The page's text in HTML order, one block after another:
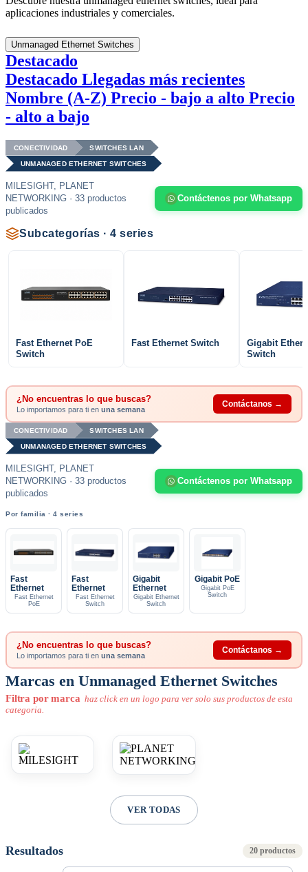
aplicaciones industriales y comerciales.
Unmanaged Ethernet Switches
Destacado
Destacado Llegadas más recientes
Nombre (A-Z) Precio - bajo a alto Precio
- alto a bajo
CONECTIVIDAD SWITCHES LAN
UNMANAGED ETHERNET SWITCHES
MILESIGHT, PLANET
NETWORKING · 33 productos
publicados
Contáctenos por Whatsapp
Subcategorías · 4 series
Fast Ethernet PoE
Switch
Fast Ethernet Switch
Gigabit
Switch
¿No encuentras lo que buscas?
Lo importamos para ti en una semana
Contáctanos →
CONECTIVIDAD SWITCHES LAN
UNMANAGED ETHERNET SWITCHES
MILESIGHT, PLANET
NETWORKING · 33 productos
publicados
Contáctenos por Whatsapp
Por familia · 4 series
Fast
Ethernet
Fast Ethernet
PoE
Fast
Ethernet
Fast Ethernet
Switch
Gigabit
Ethernet
Gigabit Ethernet
Switch
Gigabit PoE
Gigabit PoE
Switch
¿No encuentras lo que buscas?
Lo importamos para ti en una semana
Contáctanos →
Marcas en Unmanaged Ethernet Switches
Filtra por marca haz click en un logo para ver solo sus productos de esta
categoria.
VER TODAS
Resultados 20 productos